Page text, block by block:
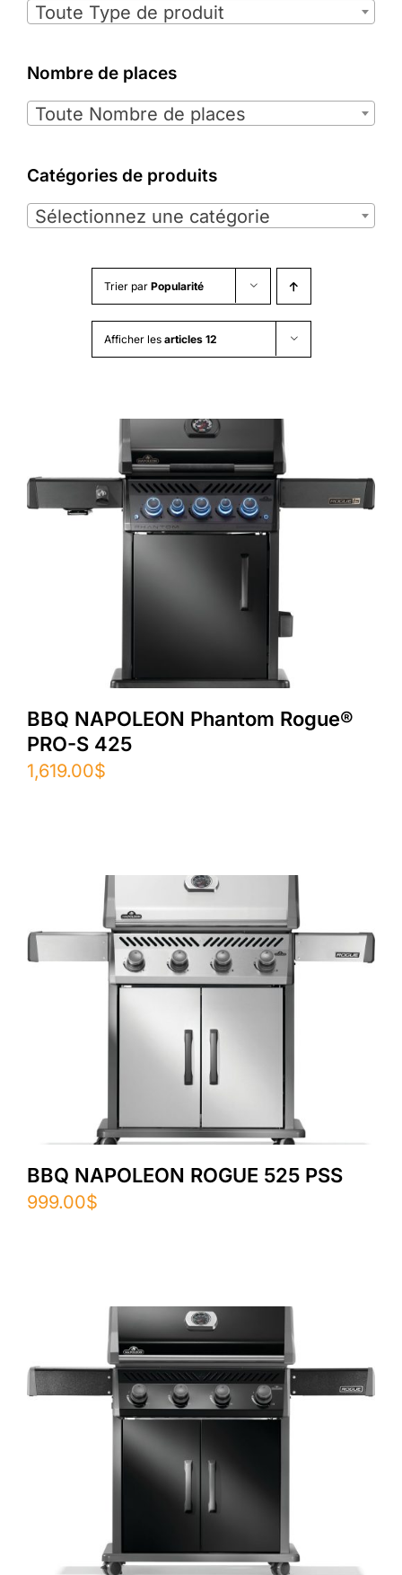
Trier par Popularité
Afficher les articles 12
BBQ NAPOLEON Phantom Rogue®
PRO-S 425
1,619.00$
BBQ NAPOLEON ROGUE 525 PSS
999.00$
Toute Type de produit
Nombre de places
Toute Nombre de places
Catégories de produits
Sélectionnez une catégorie